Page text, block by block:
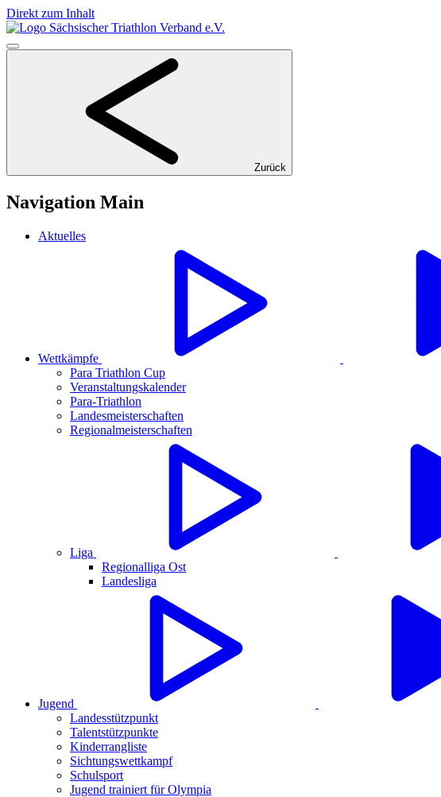
Direkt zum Inhalt
Zurück
Navigation Main
Aktuelles
Wettkämpfe
Para Triathlon Cup
Veranstaltungskalender
Para-Triathlon
Landesmeisterschaften
Regionalmeisterschaften
Liga
Regionalliga Ost
Landesliga
Jugend
Landesstützpunkt
Talentstützpunkte
Kinderrangliste
Sichtungswettkampf
Schulsport
Jugend trainiert für Olympia